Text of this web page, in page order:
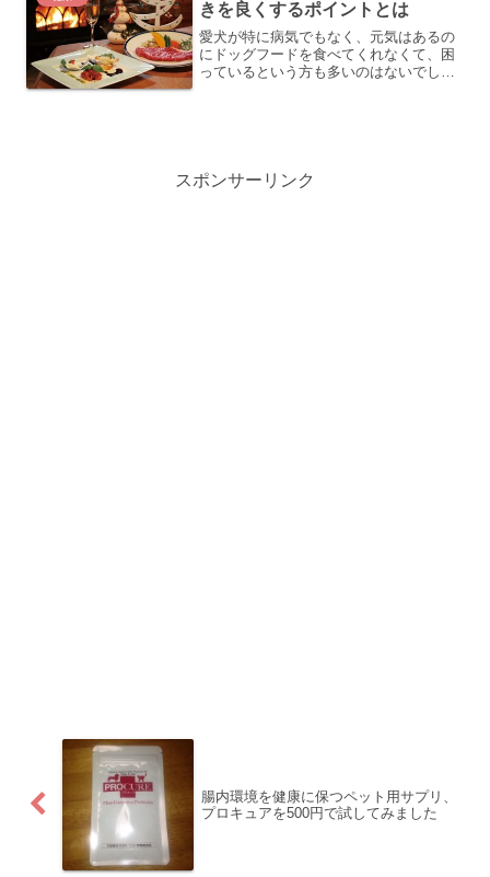
きを良くするポイントとは
愛犬が特に病気でもなく、元気はあるの
にドッグフードを食べてくれなくて、困
っているという方も多いのはないでしょ
スポンサーリンク
腸内環境を健康に保つペット用サプリ、
プロキュアを500円で試してみました